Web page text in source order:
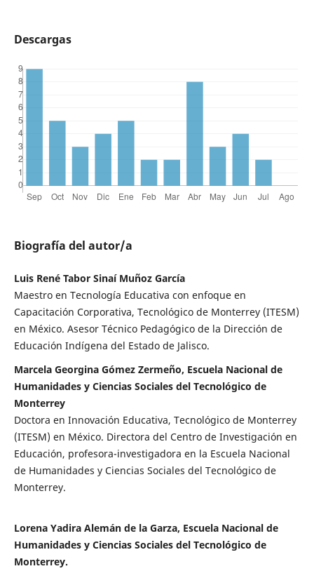
Descargas
Biografía del autor/a
Luis René Tabor Sinaí Muñoz García
Maestro en Tecnología Educativa con enfoque en
Capacitación Corporativa, Tecnológico de Monterrey (ITESM)
en México. Asesor Técnico Pedagógico de la Dirección de
Educación Indígena del Estado de Jalisco.
Marcela Georgina Gómez Zermeño, Escuela Nacional de
Humanidades y Ciencias Sociales del Tecnológico de
Monterrey
Doctora en Innovación Educativa, Tecnológico de Monterrey
(ITESM) en México. Directora del Centro de Investigación en
Educación, profesora-investigadora en la Escuela Nacional
de Humanidades y Ciencias Sociales del Tecnológico de
Monterrey.
Lorena Yadira Alemán de la Garza, Escuela Nacional de
Humanidades y Ciencias Sociales del Tecnológico de
Monterrey.